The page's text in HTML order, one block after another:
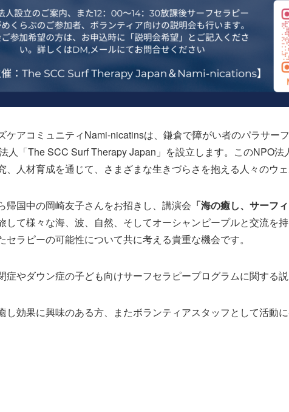
ケアコミュニティNami-nicatinsは、鎌倉で障がい者のパラサー
人「The SCC Surf Therapy Japan」を設立します。このNPO
、人材育成を通じて、さまざまな生きづらさを抱える人々のウ
帰国中の岡崎友子さんをお招きし、講演会 「海の癒し、サーフ
して様々な海、波、自然、そしてオーシャンピープルと交流を
セラピーの可能性について共に考える貴重な機会です。
症やダウン症の子ども向けサーフセラピープログラムに関する説
し効果に興味のある方、またボランティアスタッフとして活動